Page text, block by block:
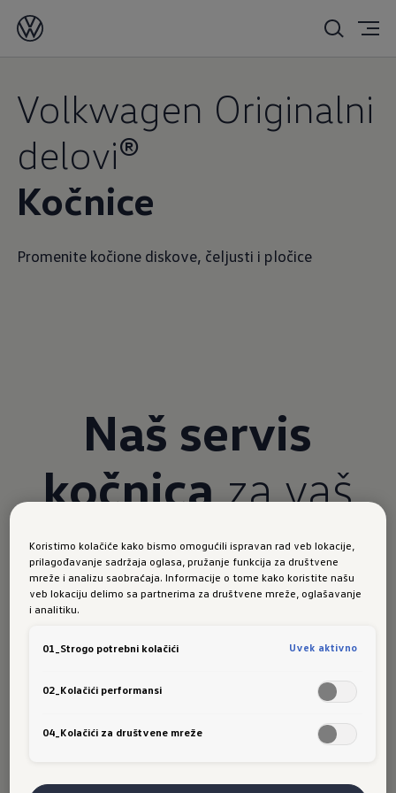
Volkwagen Originalni
delovi®
Kočnice
Promenite kočione diskove, čeljusti i pločice
Naš servis
kočnicaza vaš
Volkswagen
Gotovo nijedna komponenta vozila nema veći
funkcija disk kočnica pri tom je od odlučujućeg
Koristimo kolačiće kako bismo omogućili ispravan rad veb lokacije,
prilagođavanje sadržaja oglasa, pružanje funkcija za društvene
mreže i analizu saobraćaja. Informacije o tome kako koristite našu
veb lokaciju delimo sa partnerima za društvene mreže, oglašavanje
i analitiku.
01_Strogo potrebni kolačići Uvek aktivno
02_Kolačići performansi
04_Kolačići za društvene mreže